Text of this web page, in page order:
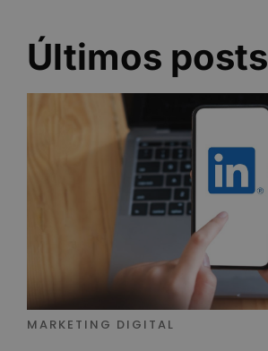
Últimos posts
MARKETING DIGITAL